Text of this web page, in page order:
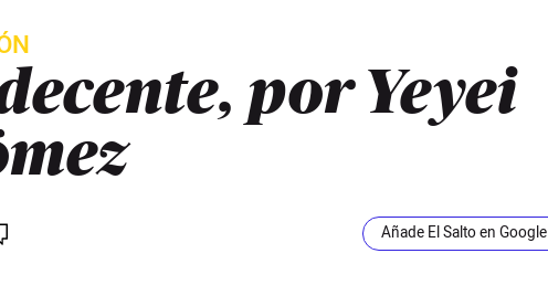
por Yeyei
Añade El Salto en Google